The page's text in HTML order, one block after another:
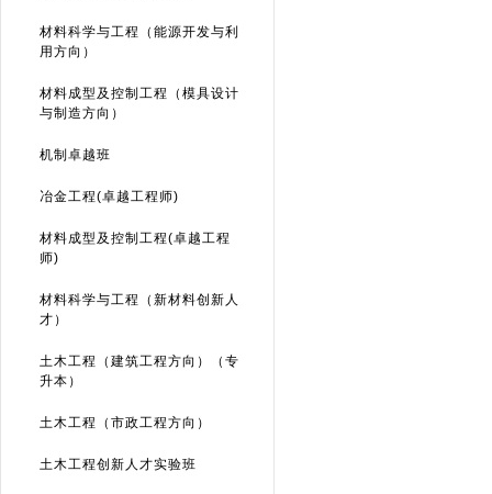
材料科学与工程（能源开发与利
用方向）
材料成型及控制工程（模具设计
与制造方向）
机制卓越班
冶金工程(卓越工程师)
材料成型及控制工程(卓越工程
师)
材料科学与工程（新材料创新人
才）
土木工程（建筑工程方向）（专
升本）
土木工程（市政工程方向）
土木工程创新人才实验班